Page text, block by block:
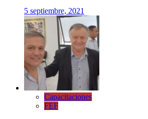
5 septiembre, 2021
Capacitaciones
FEF